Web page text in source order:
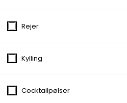
Icebergsalat, Tomat, Agurk, Ærter,
Icebergsalat, Tomat, Agurk, Ærter,
Rødløg
Rejer
Kylling
Cocktailpølser